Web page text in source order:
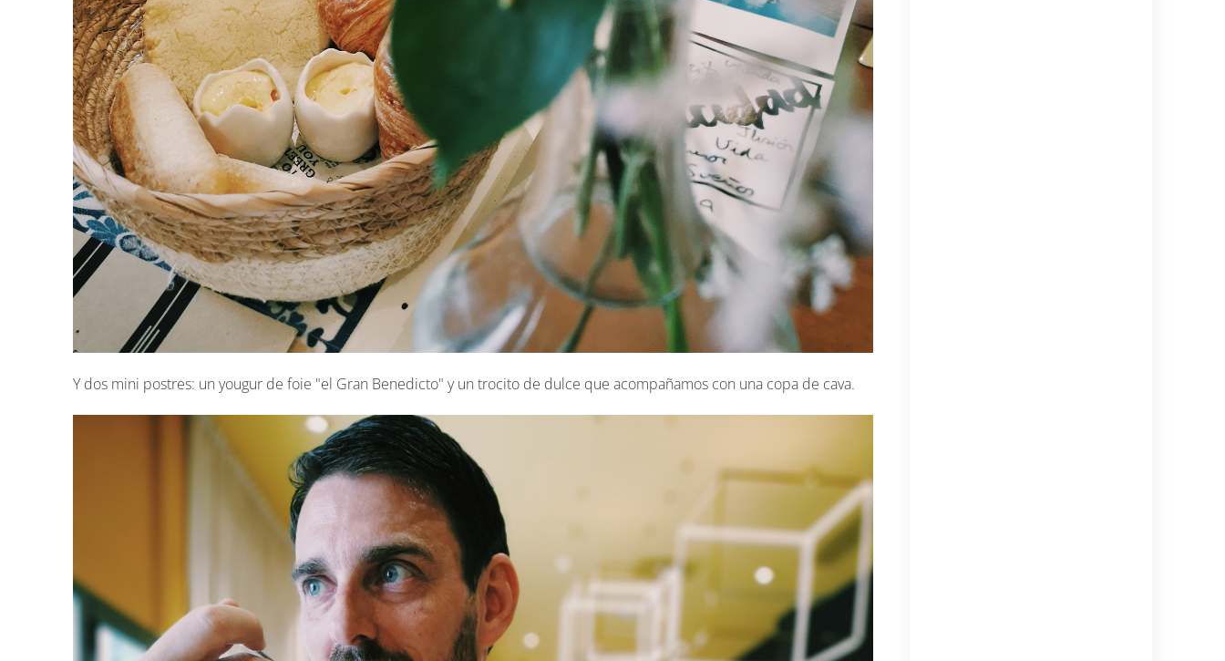
Y dos mini postres: un yougur de foie "el Gran Benedicto" y un trocito de dulce que acompañamos con una copa de cava.